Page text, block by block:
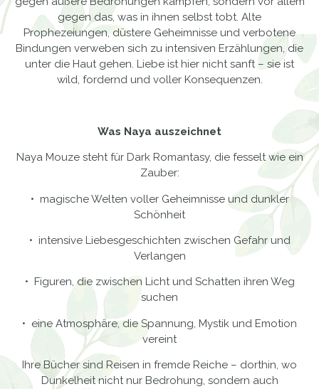
gegen das, was in ihnen selbst tobt. Alte
Prophezeiungen, düstere Geheimnisse und verbotene
Bindungen verweben sich zu intensiven Erzählungen, die
unter die Haut gehen. Liebe ist hier nicht sanft – sie ist
wild, fordernd und voller Konsequenzen.
Was Naya auszeichnet
Naya Mouze steht für Dark Romantasy, die fesselt wie ein
Zauber:
• magische Welten voller Geheimnisse und dunkler
Schönheit
• intensive Liebesgeschichten zwischen Gefahr und
Verlangen
• Figuren, die zwischen Licht und Schatten ihren Weg
suchen
• eine Atmosphäre, die Spannung, Mystik und Emotion
vereint
Ihre Bücher sind Reisen in fremde Reiche – dorthin, wo
Dunkelheit nicht nur Bedrohung, sondern auch